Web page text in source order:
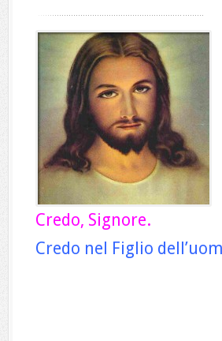
Credo, Signore.
Credo nel Figlio